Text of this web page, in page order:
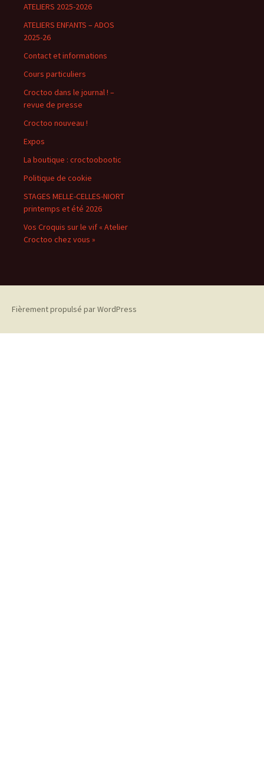
ATELIERS 2025-2026
ATELIERS ENFANTS – ADOS
2025-26
Contact et informations
Cours particuliers
Croctoo dans le journal ! –
revue de presse
Croctoo nouveau !
Expos
La boutique : croctoobootic
Politique de cookie
STAGES MELLE-CELLES-NIORT
printemps et été 2026
Vos Croquis sur le vif « Atelier
Croctoo chez vous »
Fièrement propulsé par WordPress